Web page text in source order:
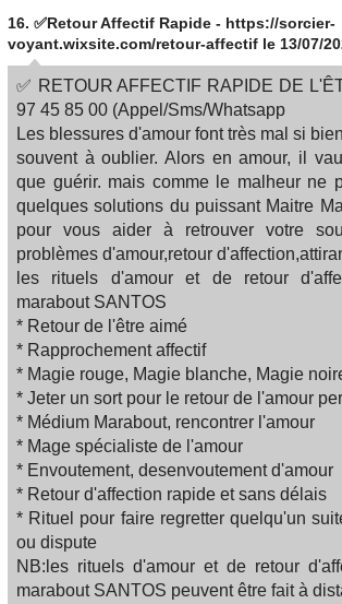
16. ✅Retour Affectif Rapide - https://sorcier-
voyant.wixsite.com/retour-affectif le 13/07/
✅ RETOUR AFFECTIF RAPIDE DE
97 45 85 00 (Appel/Sms/Whatsapp
Les blessures d'amour font très mal si
souvent à oublier. Alors en amour, il
que guérir. mais comme le malheur ne
quelques solutions du puissant Maitre
pour vous aider à retrouver votre
problèmes d'amour,retour
les rituels d'amour et de retour
marabout SANTOS
* Retour de l'être aimé
* Rapprochement affectif
* Magie rouge, Magie blanche, Magie
* Jeter un sort pour le retour de l'amour
* Médium Marabout, rencontrer l'amour
* Mage spécialiste de l'amour
* Envoutement, desenvoutement d'amour
* Retour d'affection rapide et sans délais
* Rituel pour faire regretter quelqu'un
ou dispute
NB:les rituels d'amour et de retour
marabout SANTOS peuvent être fait à